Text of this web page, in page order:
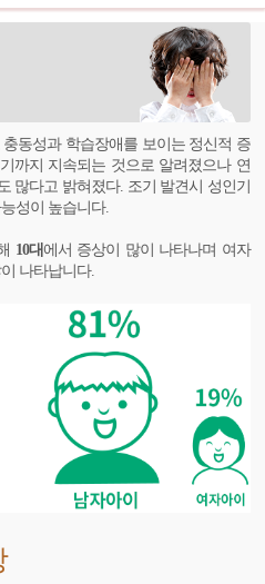
동성과 학습장애를 보이는 정신적 증
까지 지속되는 것으로 알려졌으나 연
많다고 밝혀졌다. 조기 발견시 성인기
성이 높습니다.
10대에서 증상이 많이 나타나며 여자
나타납니다.